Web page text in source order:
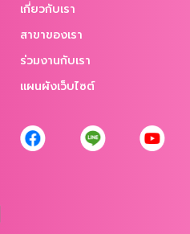
เกี่ยวกับเรา
สาขาของเรา
ร่วมงานกับเรา
แผนผังเว็บไซต์